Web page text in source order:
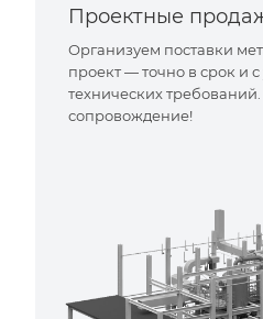
Проектные
Организуем поставки
проект — точно в срок и с
технических
сопровождение!